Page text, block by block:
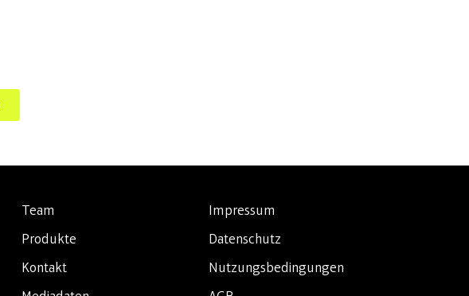
Impressum
Datenschutz
Nutzungsbedingungen
Team
Produkte
Kontakt